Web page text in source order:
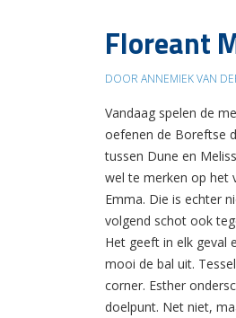
Floreant
DOOR ANNEMIEK VAN
Vandaag spelen de
oefenen de Boreftse
tussen Dune en
wel te merken op het
Emma. Die is echter
volgend schot ook
Het geeft in elk geval
mooi de bal uit.
corner. Esther
doelpunt. Net niet,